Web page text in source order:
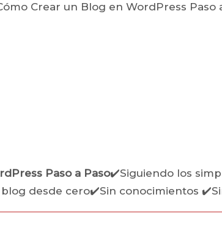
Crear un Blog en WordPress Paso
Paso a Paso✔️Siguiendo los
desde cero✔️Sin conocimientos